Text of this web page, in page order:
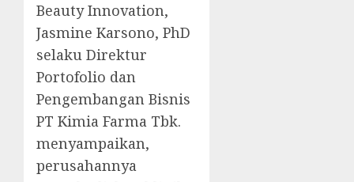
Beauty Innovation,
Jasmine Karsono, PhD
selaku Direktur
Portofolio dan
Pengembangan Bisnis
PT Kimia Farma Tbk.
menyampaikan,
perusahannya